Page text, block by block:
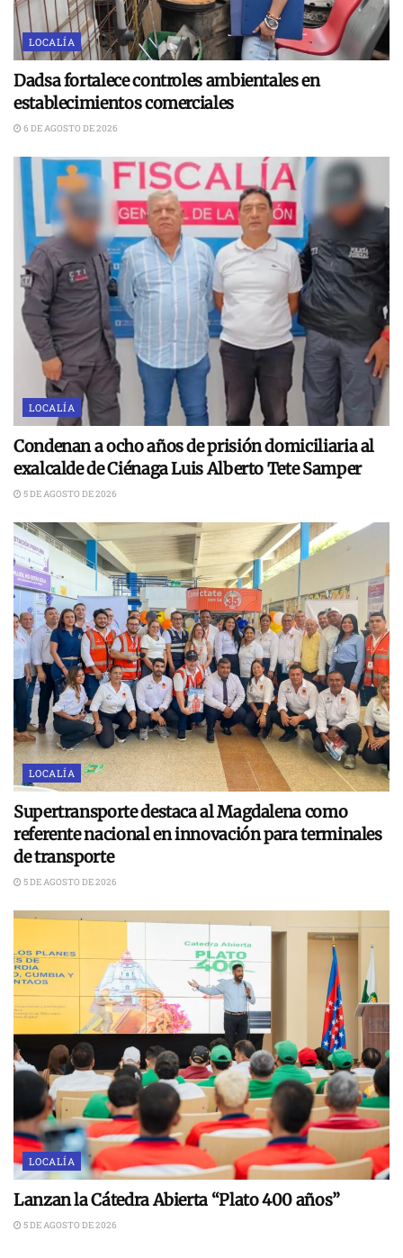
LOCALÍA
Dadsa fortalece controles ambientales en
establecimientos comerciales
6 DE AGOSTO DE 2026
LOCALÍA
Condenan a ocho años de prisión domiciliaria al
exalcalde de Ciénaga Luis Alberto Tete Samper
5 DE AGOSTO DE 2026
LOCALÍA
Supertransporte destaca al Magdalena como
referente nacional en innovación para terminales
de transporte
5 DE AGOSTO DE 2026
LOCALÍA
Lanzan la Cátedra Abierta “Plato 400 años”
5 DE AGOSTO DE 2026